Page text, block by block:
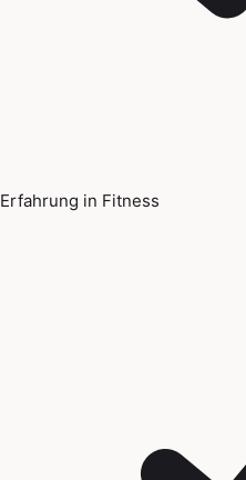
Erfahrung in Fitness